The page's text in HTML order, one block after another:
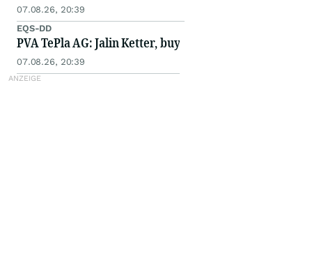
07.08.26, 20:39
EQS-DD
PVA TePla AG: Jalin Ketter, buy
07.08.26, 20:39